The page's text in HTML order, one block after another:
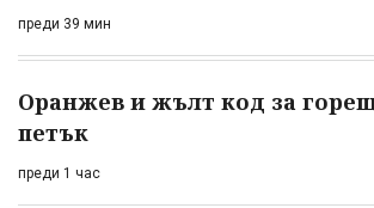
преди 39 мин
Оранжев и жълт код за
петък
преди 1 час